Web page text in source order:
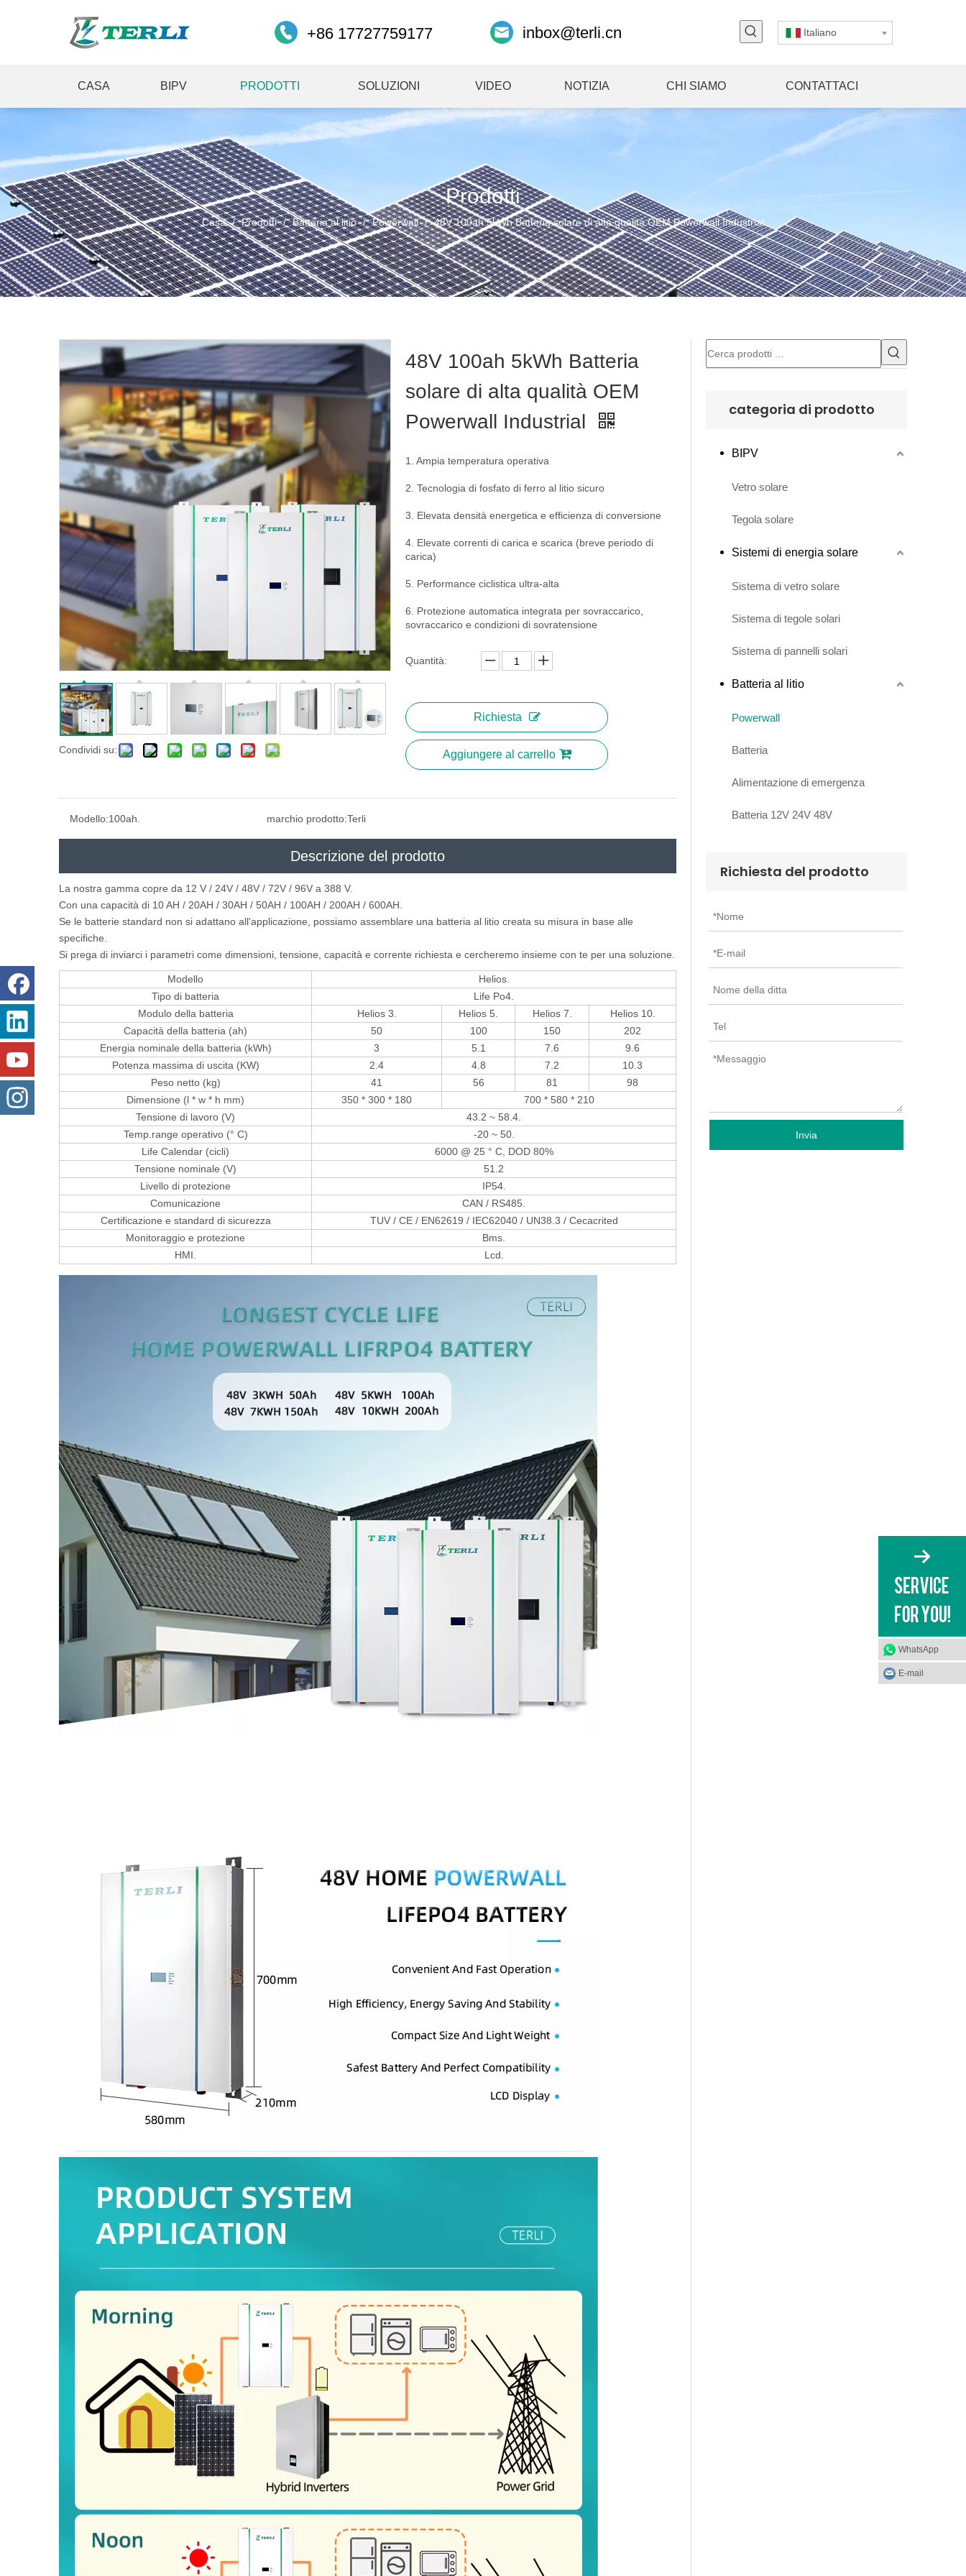
+86 17727759177 inbox@terli.cn Italiano
CASA BIPV PRODOTTI SOLUZIONI VIDEO NOTIZIA CHI SIAMO CONTATTACI
Prodotti
Casa / Prodotti / Batteria al litio / Powerwall / 48V 100ah 5kWh Batteria solare di alta qualità OEM Powerwall Industrial
Condividi su:
48V 100ah 5kWh Batteria
solare di alta qualità OEM
Powerwall Industrial
1. Ampia temperatura operativa
2. Tecnologia di fosfato di ferro al litio sicuro
3. Elevata densità energetica e efficienza di conversione
4. Elevate correnti di carica e scarica (breve periodo di
carica)
5. Performance ciclistica ultra-alta
6. Protezione automatica integrata per sovraccarico,
sovraccarico e condizioni di sovratensione
Quantità:
Richiesta
Aggiungere al carrello
Modello:100ah. marchio prodotto:Terli
Descrizione del prodotto
La nostra gamma copre da 12 V / 24V / 48V / 72V / 96V a 388 V.
Con una capacità di 10 AH / 20AH / 30AH / 50AH / 100AH ​​/ 200AH / 600AH.
Se le batterie standard non si adattano all'applicazione, possiamo assemblare una batteria al litio creata su misura in base alle
specifiche.
Si prega di inviarci i parametri come dimensioni, tensione, capacità e corrente richiesta e cercheremo insieme con te per una soluzione.
Modello
Helios.
Tipo di batteria
Life Po4.
Modulo della batteria
Helios 3. Helios 5. Helios 7.
Helios 10.
Capacità della batteria (ah)
50 100 150
202
Energia nominale della batteria (kWh)
3 5.1 7.6
9.6
Potenza massima di uscita (KW)
2.4 4.8 7.2
10.3
Peso netto (kg)
41 56 81
98
Dimensione (l * w * h mm)
350 * 300 * 180
700 * 580 * 210
Tensione di lavoro (V)
43.2 ~ 58.4.
Temp.range operativo (° C)
-20 ~ 50.
Life Calendar (cicli)
6000 @ 25 ° C, DOD 80%
Tensione nominale (V)
51.2
Livello di protezione
IP54.
Comunicazione
CAN / RS485.
Certificazione e standard di sicurezza
TUV / CE / EN62619 / IEC62040 / UN38.3 / Cecacrited
Monitoraggio e protezione
Bms.
HMI.
Lcd.
categoria di prodotto
BIPV
Vetro solare
Tegola solare
Sistemi di energia solare
Sistema di vetro solare
Sistema di tegole solari
Sistema di pannelli solari
Batteria al litio
Powerwall
Batteria
Alimentazione di emergenza
Batteria 12V 24V 48V
Richiesta del prodotto
Invia
WhatsApp
E-mail